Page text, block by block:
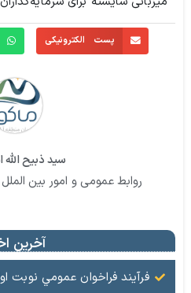
پست الکترونیکی
سید ذبیح الله
روابط عمومی و امور بین
آخرین
فرآيند فراخوان عمومي نوبت اول اجراي كانال و محوطه سازي